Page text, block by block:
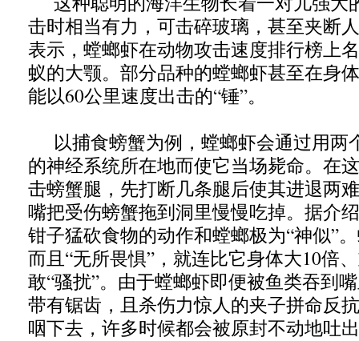
击时相当有力，可击碎玻璃，甚至夹断
表示，螳螂虾在动物攻击速度排行榜上
蚁的大颚。部分品种的螳螂虾甚至在身
能以60公里速度出击的“锤”。
以捕食螃蟹为例，螳螂虾会通过用两
的神经系统所在地而使它当场毙命。在
击螃蟹腿，先打断几条腿后使其进退两
嘴把受伤螃蟹拖到洞里慢慢吃掉。据介
钳子猛砍食物的动作和螳螂极为“神似”
而且“无所畏惧”，就连比它身体大10倍
敢“骚扰”。由于螳螂虾即便被鱼类吞到
带有锯齿，且杀伤力惊人的夹子拼命反
咽下去，许多时候都会被原封不动地吐